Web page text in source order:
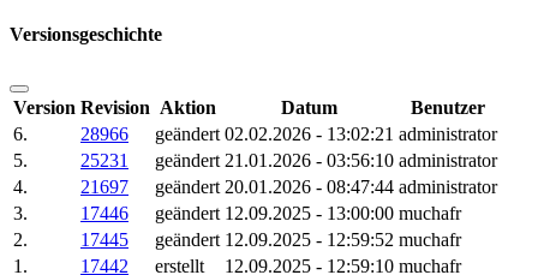
Versionsgeschichte
Version Revision Aktion Datum
Benutzer
6.
28966 geändert 02.02.2026 - 13:02:21 administrator
5.
25231 geändert 21.01.2026 - 03:56:10 administrator
4.
21697 geändert 20.01.2026 - 08:47:44 administrator
3.
17446 geändert 12.09.2025 - 13:00:00 muchafr
2.
17445 geändert 12.09.2025 - 12:59:52 muchafr
1.
17442 erstellt 12.09.2025 - 12:59:10 muchafr